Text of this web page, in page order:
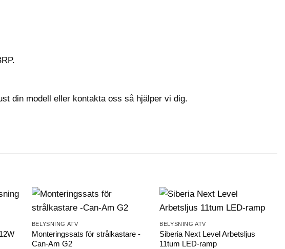
din modell eller kontakta oss så hjälper vi dig.
BELYSNING ATV
Monteringssats för strålkastare -
Can-Am G2
BELYSNING ATV
Siberia Next Level Arbetsljus
11tum LED-ramp